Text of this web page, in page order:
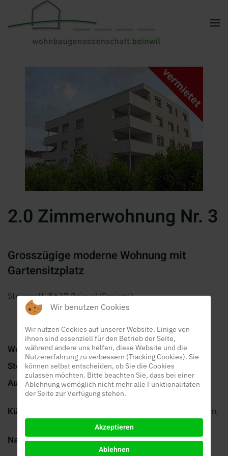
Zum Hauptinhalt springen
2.0 Zimmerwohnung Nr. 3
Grosszügige moderne Wohnung mit
Gartensitzplatz
Steinmatt, 5637 Beinwil (Freiamt)
Wohnung:
2 Zimmer 48m2
Stockwerk:
EG mit Lift in Tiefgarage
Ausbau:
heller, moderner Ausbau mit
Platten- und Laminatböden
Küche:
moderne Küche mit V-Zug Geräten,
Geschirrspüler
Nasszelle:
helles grosszügiges Badezimmer
mit Dusche/WC
Wir benutzen Cookies
Wir nutzen Cookies auf unserer Website. Einige von
ihnen sind essenziell für den Betrieb der Seite,
während andere uns helfen, diese Website und die
Nutzererfahrung zu verbessern (Tracking Cookies). Sie
können selbst entscheiden, ob Sie die Cookies
zulassen möchten. Bitte beachten Sie, dass bei einer
Ablehnung womöglich nicht mehr alle Funktionalitäten
der Seite zur Verfügung stehen.
Akzeptieren
Ablehnen